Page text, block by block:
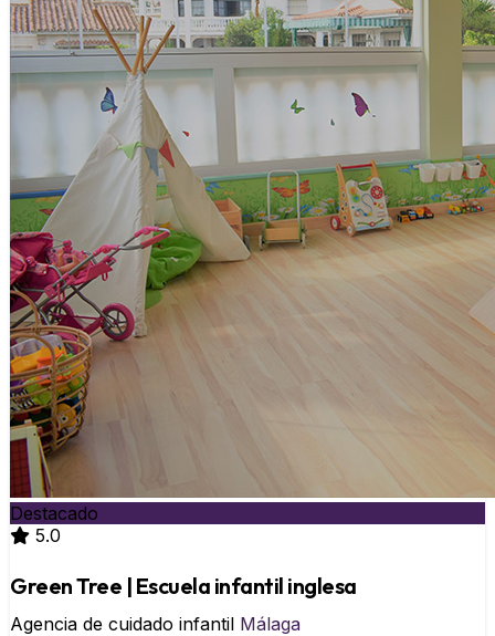
Destacado
5.0
Green Tree | Escuela infantil inglesa
Agencia de cuidado infantil Málaga